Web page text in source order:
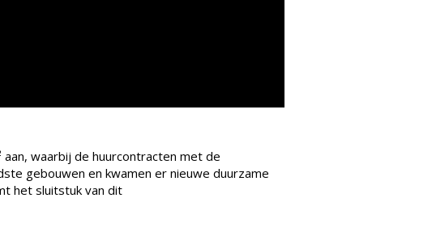
waarbij de huurcontracten met de
gebouwen en kwamen er nieuwe duurzame
het sluitstuk van dit